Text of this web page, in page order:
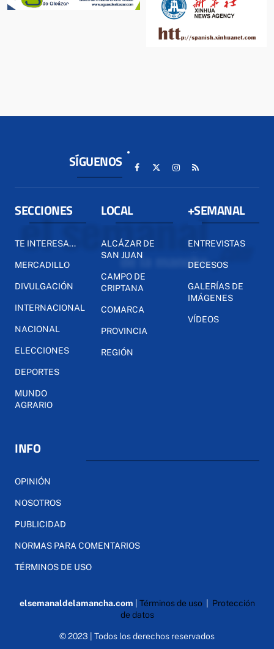
SÍGUENOS
SECCIONES
TE INTERESA...
MERCADILLO
DIVULGACIÓN
INTERNACIONAL
NACIONAL
ELECCIONES
DEPORTES
MUNDO
AGRARIO
LOCAL
ALCÁZAR DE
SAN JUAN
CAMPO DE
CRIPTANA
COMARCA
PROVINCIA
REGIÓN
+SEMANAL
ENTREVISTAS
DECESOS
GALERÍAS DE
IMÁGENES
VÍDEOS
INFO
OPINIÓN
NOSOTROS
PUBLICIDAD
NORMAS PARA COMENTARIOS
TÉRMINOS DE USO
elsemanaldelamancha.com Términos de uso| Protección
de datos
© 2023 | Todos los derechos reservados